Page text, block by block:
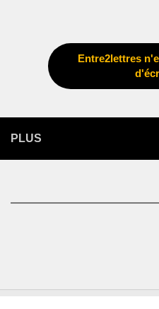
Entre2lettres
PLUS